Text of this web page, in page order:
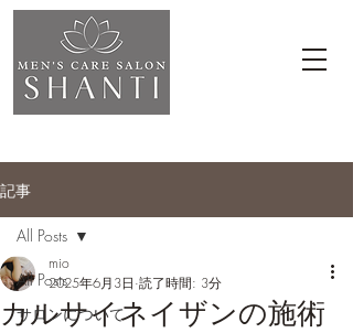
記事
All Posts
サロンについて
All Posts
カルサイネイザンの施術
mio
2025年6月3日 読了時間: 3分